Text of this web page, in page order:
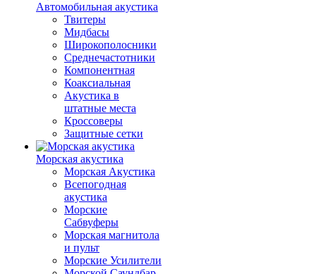
Автомобильная акустика
Твитеры
Мидбасы
Широкополосники
Среднечастотники
Компонентная
Коаксиальная
Акустика в
штатные места
Кроссоверы
Защитные сетки
Морская акустика
Морская Акустика
Всепогодная
акустика
Морские
Сабвуферы
Морская магнитола
и пульт
Морские Усилители